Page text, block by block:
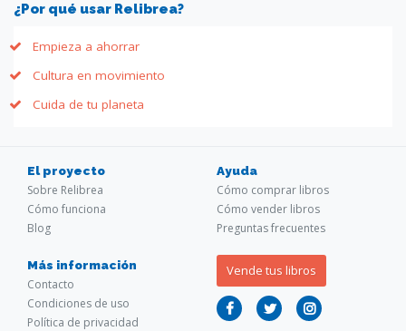
¿Por qué usar Relibrea?
Empieza a ahorrar
Cultura en movimiento
Cuida de tu planeta
El proyecto
Sobre Relibrea
Cómo funciona
Blog
Ayuda
Cómo comprar libros
Cómo vender libros
Preguntas frecuentes
Más información
Contacto
Condiciones de uso
Política de privacidad
Vende tus libros